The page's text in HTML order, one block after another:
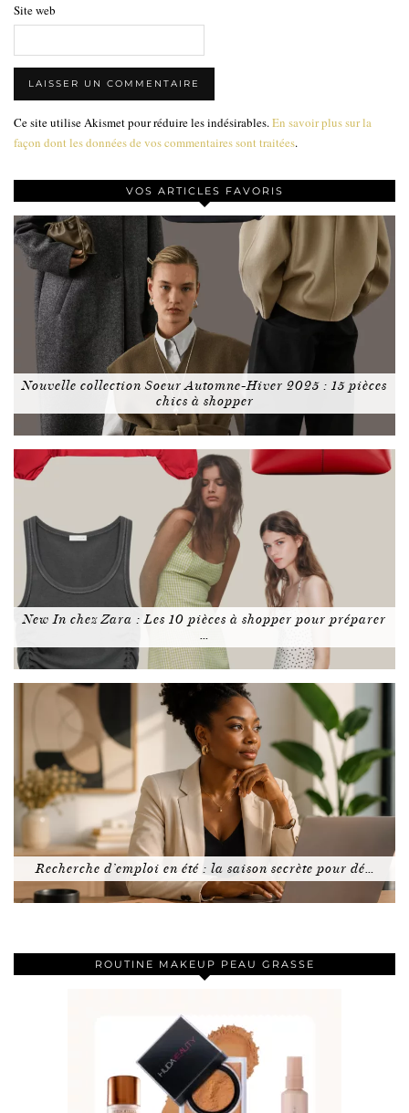
Site web
Ce site utilise Akismet pour réduire les indésirables. En savoir plus sur la
façon dont les données de vos commentaires sont traitées.
VOS ARTICLES FAVORIS
Nouvelle collection Soeur Automne-Hiver 2025 : 15 pièces
chics à shopper
New In chez Zara : Les 10 pièces à shopper pour préparer
…
Recherche d’emploi en été : la saison secrète pour dé…
ROUTINE MAKEUP PEAU GRASSE